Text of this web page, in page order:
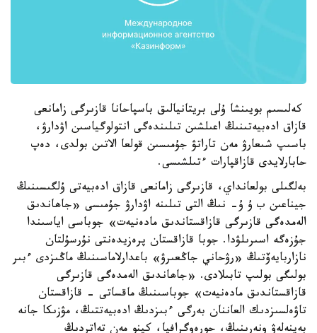
كەلىسىم بويىنشا ۇلى بريتانيالىق باسپاحانا قازىرگى زامانعى
قازاق ادەبيەتىنىڭ اعىلشىن تىلىندەگى انتولوگياسىن اۋدارۋ،
باسىپ شىعارۋ مەن تاراتۋ جۇمىسىن قولعا الاتىن بولدى، دەپ
حابارلايدى قازاقپارات ءتىلشىسى.
بەلگىلى بولعانداي، قازىرگى زامانعى قازاق ادەبيەتى ۇلگىسىنىڭ
جيناعىن ب ۇ ۇ- نىڭ التى تىلىنە اۋدارۋ جۇمىسى «جاھاندىق
الەمدەگى قازىرگى قازاقستاندىق مادەنيەت» جوباسى اياسىندا
جۇزەگە اسىرىلۋدا. جوبا قازاقستان پرەزيدەنتى نۇرسۇلتان
نازاربايەۆتىڭ «رۋحاني جاڭعىرۋ» باعدارلاماسىنىڭ ماڭىزدى ءبىر
بولىگى بولىپ تابىلادى. «جاھاندىق الەمدەگى قازىرگى
قازاقستاندىق مادەنيەت» جوباسىنىڭ ماقساتى - قازاقستان
تاۋەلسىزدىك العاننان بەرگى ءبىزدىڭ ادەبيەتتىڭ، مۋزىكا جانە